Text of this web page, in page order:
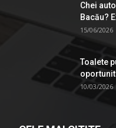
Chei
Bacău?
15/06/2026
Toalete
10/03/2026